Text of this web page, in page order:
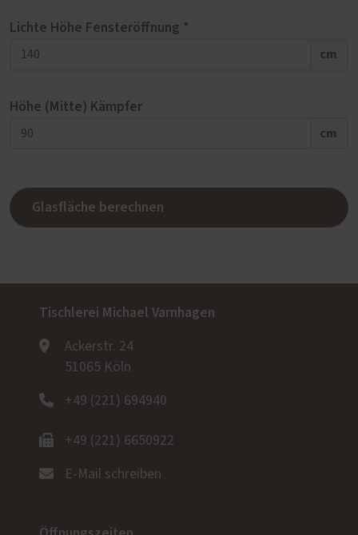
Lichte Höhe Fensteröffnung *
cm
Höhe (Mitte) Kämpfer
cm
Glasfläche berechnen
Tischlerei Michael Varnhagen
Ackerstr. 24
51065 Köln
+49 (221) 694940
+49 (221) 6650922
E-Mail schreiben